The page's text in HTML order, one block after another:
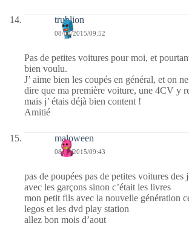
trublion
08/08/2015/09:52
Pas de petites voitures pour moi, et
bien voulu.
J’ aime bien les coupés en général, et on
dire que ma première voiture, une 4CV y
mais j’ étais déjà bien content !
Amitié
maloween
08/08/2015/09:43
pas de poupées pas de petites voitures des
avec les garçons sinon c’était les livres
mon petit fils avec la nouvelle génération
legos et les dvd play station
allez bon mois d’aout